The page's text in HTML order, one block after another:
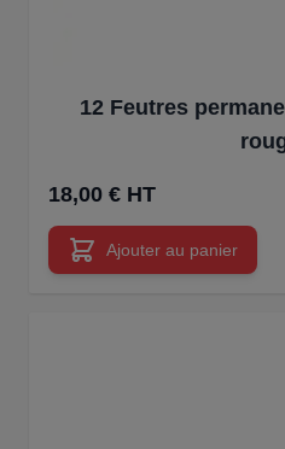
12 Feutres
18,00 € HT
Ajouter au panier